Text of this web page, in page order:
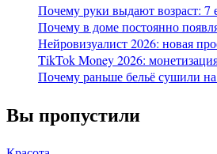
Почему руки выдают возраст:
Почему в доме постоянно
Нейровизуалист 2026: новая
TikTok Money 2026:
Почему раньше бельё сушили
Вы пропустили